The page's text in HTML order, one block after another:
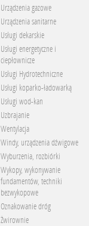
Urządzenia gazowe
Urządzenia sanitarne
Usługi dekarskie
Usługi energetyczne i
ciepłownicze
Usługi Hydrotechniczne
Usługi koparko-ładowarką
Usługi wod-kan
Uzbrajanie
Wentylacja
Windy, urządzenia dźwigowe
Wyburzenia, rozbiórki
Wykopy, wykonywanie
fundamentów, techniki
bezwykopowe
Oznakowanie dróg
Żwirownie